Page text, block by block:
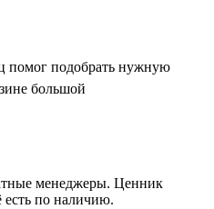
помог подобрать нужную
большой
менеджеры. Ценник
есть по наличию.